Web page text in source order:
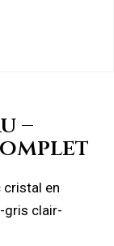
–
cristal en
clair-